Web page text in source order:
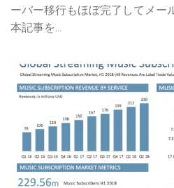
ーバー移行もほぼ完了してメー
本記事を...